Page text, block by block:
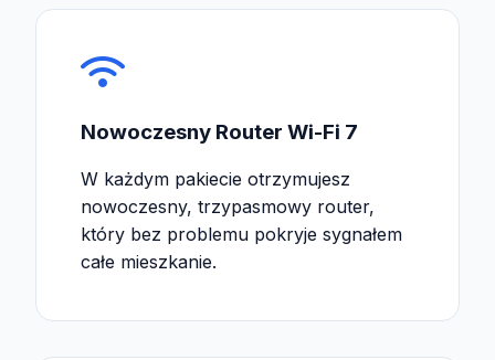
Nowoczesny Router Wi-Fi 7
W każdym pakiecie otrzymujesz
nowoczesny, trzypasmowy router,
który bez problemu pokryje sygnałem
całe mieszkanie.